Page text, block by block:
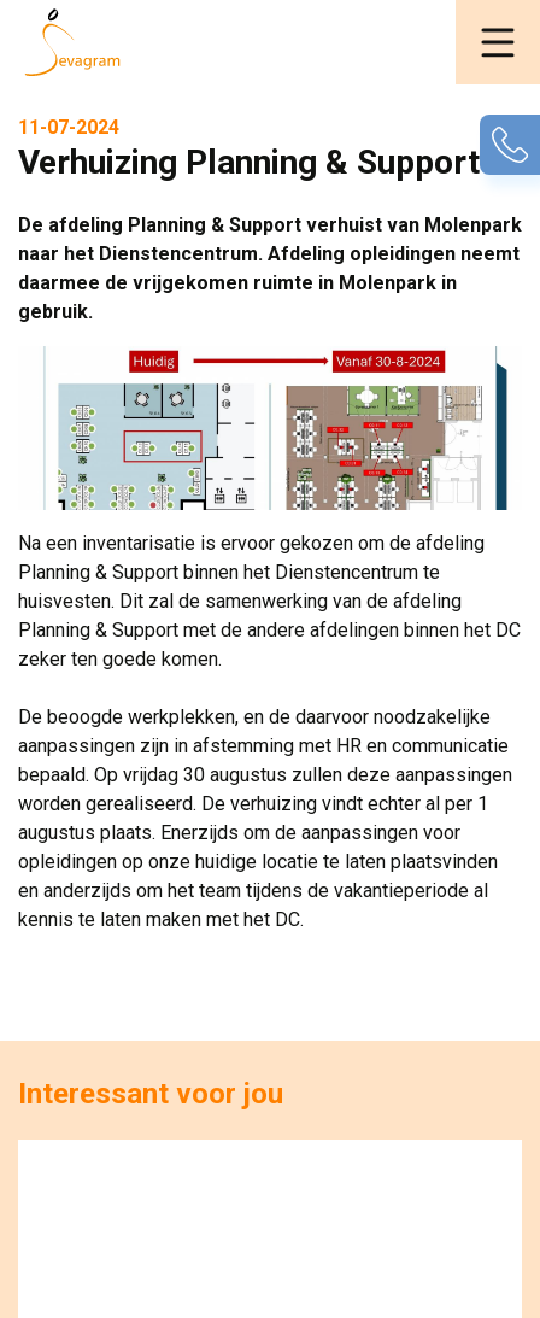
11-07-2024
Verhuizing Planning & Support
De afdeling Planning & Support verhuist van Molenpark
naar het Dienstencentrum. Afdeling opleidingen neemt
daarmee de vrijgekomen ruimte in Molenpark in
gebruik.
Na een inventarisatie is ervoor gekozen om de afdeling
Planning & Support binnen het Dienstencentrum te
huisvesten. Dit zal de samenwerking van de afdeling
Planning & Support met de andere afdelingen binnen het DC
zeker ten goede komen.
De beoogde werkplekken, en de daarvoor noodzakelijke
aanpassingen zijn in afstemming met HR en communicatie
bepaald. Op vrijdag 30 augustus zullen deze aanpassingen
worden gerealiseerd. De verhuizing vindt echter al per 1
augustus plaats. Enerzijds om de aanpassingen voor
opleidingen op onze huidige locatie te laten plaatsvinden
en anderzijds om het team tijdens de vakantieperiode al
kennis te laten maken met het DC.
Interessant voor jou